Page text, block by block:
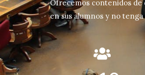
Ofrecemos contenidos de
en sus alumnos y no